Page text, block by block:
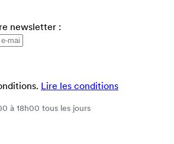
newsletter :
Lire les conditions
à 18h00 tous les jours